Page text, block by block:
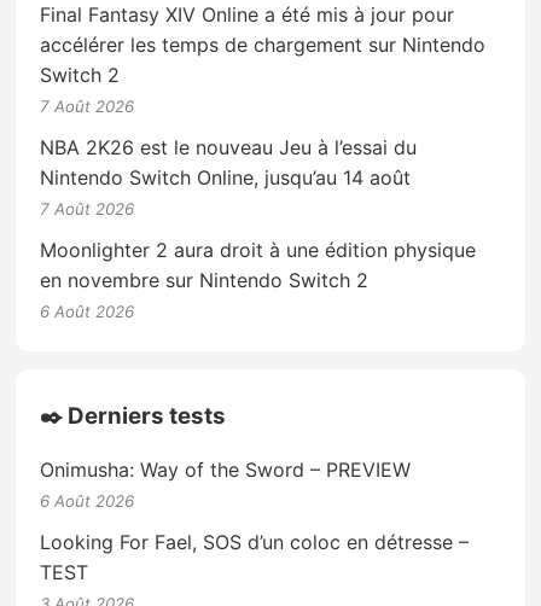
Final Fantasy XIV Online a été mis à jour pour
accélérer les temps de chargement sur Nintendo
Switch 2
7 Août 2026
NBA 2K26 est le nouveau Jeu à l’essai du
Nintendo Switch Online, jusqu’au 14 août
7 Août 2026
Moonlighter 2 aura droit à une édition physique
en novembre sur Nintendo Switch 2
6 Août 2026
✒️ Derniers tests
Onimusha: Way of the Sword – PREVIEW
6 Août 2026
Looking For Fael, SOS d’un coloc en détresse –
TEST